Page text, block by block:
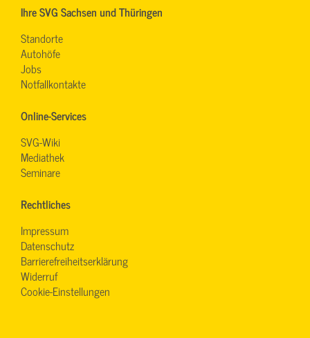
Ihre SVG Sachsen und Thüringen
Standorte
Autohöfe
Jobs
Notfallkontakte
Online-Services
SVG-Wiki
Mediathek
Seminare
Rechtliches
Impressum
Datenschutz
Barrierefreiheitserklärung
Widerruf
Cookie-Einstellungen